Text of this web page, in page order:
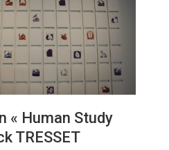
« Human Study
TRESSET